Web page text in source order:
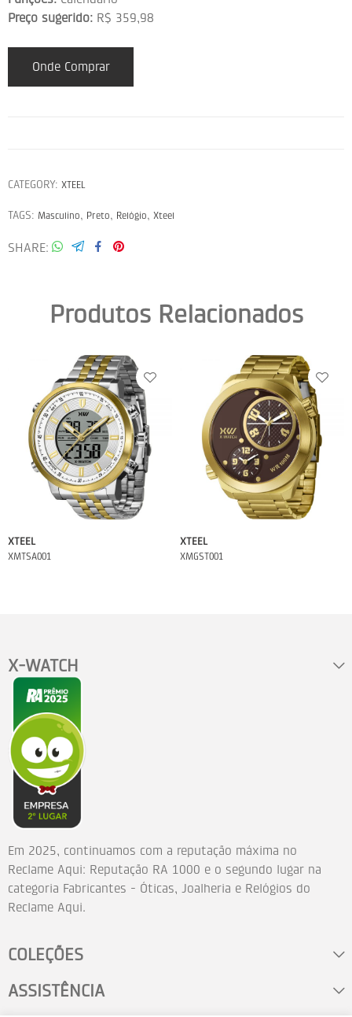
Preço sugerido: R$ 359,98
Onde Comprar
CATEGORY: XTEEL
TAGS: Masculino, Preto, Relógio, Xteel
SHARE
Produtos Relacionados
XTEEL
XMTSA001
XTEEL
XMGST001
X-WATCH
Em 2025, continuamos com a reputação máxima no
Reclame Aqui: Reputação RA 1000 e o segundo lugar na
categoria Fabricantes - Óticas, Joalheria e Relógios do
Reclame Aqui.
COLEÇÕES
ASSISTÊNCIA